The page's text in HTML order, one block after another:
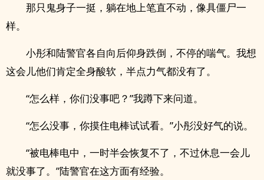
那只鬼身子一挺，躺在地上笔直不动，像具僵尸一
样。
小彤和陆警官各自向后仰身跌倒，不停的喘气。我想
这会儿他们肯定全身酸软，半点力气都没有了。
“怎么样，你们没事吧？”我蹲下来问道。
“怎么没事，你摸住电棒试试看。”小彤没好气的说。
“被电棒电中，一时半会恢复不了，不过休息一会儿
就没事了。”陆警官在这方面有经验。